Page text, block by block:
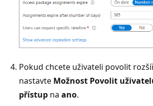
Pokud chcete uživateli povolit
nastavte Možnost Povolit
přístup na ano.